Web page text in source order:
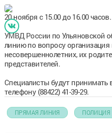
20 ноября с 15.00 до 16.00 часов.
УМВД России по Ульяновской
линию по вопросу
несовершеннолетних, их
представителей.
Специалисты будут
телефону (88422) 41-39-29.
ПРЯМАЯ ЛИНИЯ ПОЛИЦИЯ